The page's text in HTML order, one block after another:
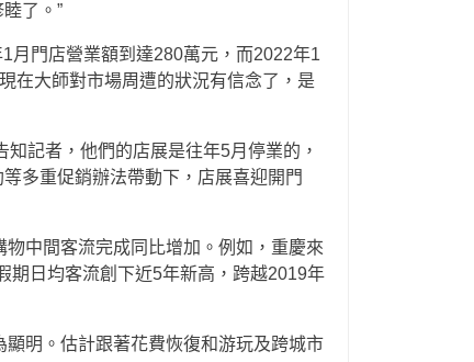
了。”
月門店營業額到達280萬元，而2022年1
在大師對市場周遭的狀況有信念了，是
記者，他們的店展是往年5月停業的，
多重促銷辦法帶動下，店展喜迎開門
中間客流完成同比增加。例如，重慶來
期日均客流創下近5年新高，跨越2019年
明。估計跟著花費恢復和游玩及跨城市